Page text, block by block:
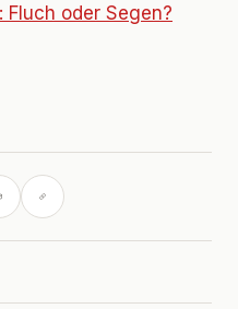
Fluch oder Segen?